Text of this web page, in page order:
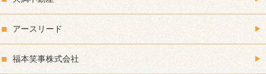
アースリード
福本笑事株式会社